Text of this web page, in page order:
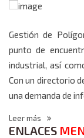
Gestión de
punto de
industrial, así
Con un directorio
una demanda de
Leer más
ENLACES